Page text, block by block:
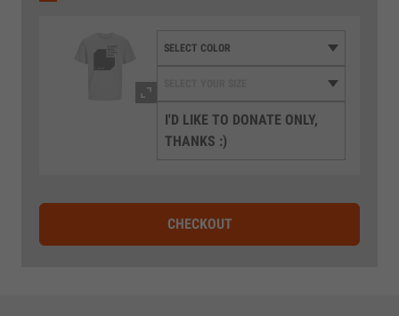
I'D LIKE TO DONATE ONLY,
THANKS :)
CHECKOUT